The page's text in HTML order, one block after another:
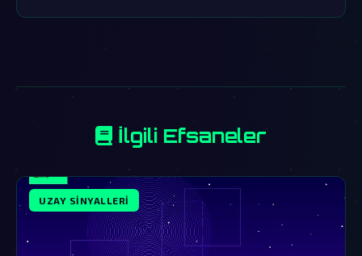
İlgili Efsaneler
UZAY SINYALLERI